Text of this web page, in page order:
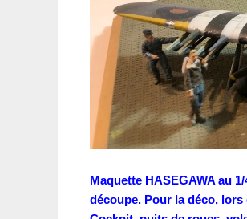
Maquette HASEGAWA au
découpe. Pour la déco,